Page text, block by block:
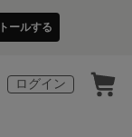
ールする
ログイン